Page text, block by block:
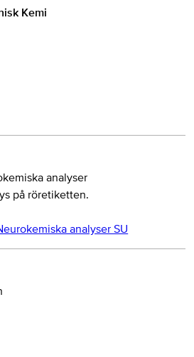
Kemi
analyser
på röretiketten.
analyser SU